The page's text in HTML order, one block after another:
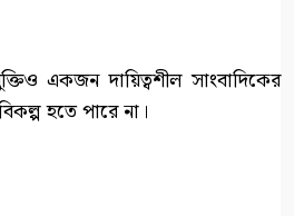
একজন দায়িত্বশীল সাংবাদিকের
হতে পারে না।